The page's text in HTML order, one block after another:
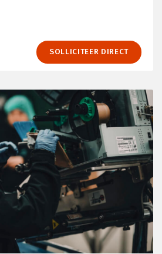
SOLLICITEER DIRECT